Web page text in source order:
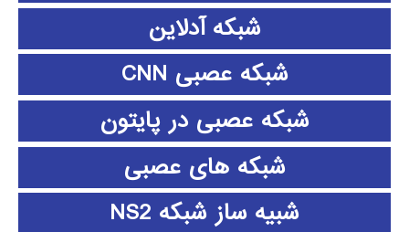
شبکه آدلاین
شبکه عصبی CNN
شبکه عصبی در پایتون
شبکه های عصبی
شبیه ساز شبکه NS2